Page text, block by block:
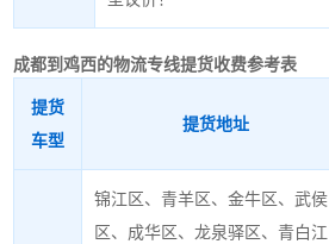
成都到鸡西的物流专线提货收费参考表
提货
车型
提货地址
锦江区、青羊区、金牛区、武侯
区、成华区、龙泉驿区、青白江